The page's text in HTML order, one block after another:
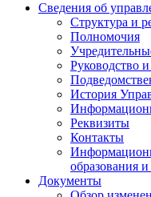
Сведения об
Структура и
Полномочия
Руководство
История
Реквизиты
Контакты
образования
Документы